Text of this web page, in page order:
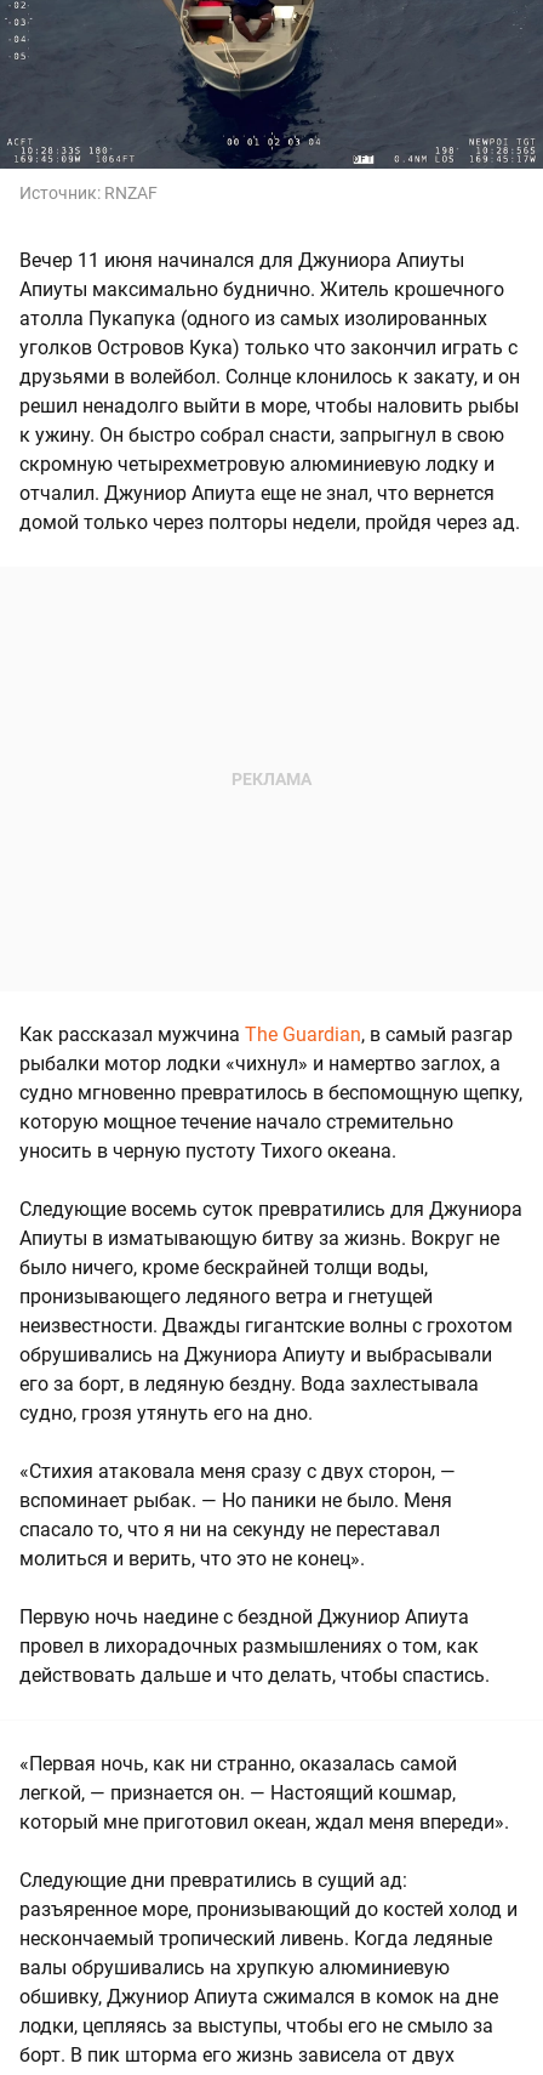
Источник: RNZAF
Вечер 11 июня начинался для Джуниора Апиуты
Апиуты максимально буднично. Житель крошечного
атолла Пукапука (одного из самых изолированных
уголков Островов Кука) только что закончил играть с
друзьями в волейбол. Солнце клонилось к закату, и он
решил ненадолго выйти в море, чтобы наловить рыбы
к ужину. Он быстро собрал снасти, запрыгнул в свою
скромную четырехметровую алюминиевую лодку и
отчалил. Джуниор Апиута еще не знал, что вернется
домой только через полторы недели, пройдя через ад.
Как рассказал мужчина The Guardian, в самый разгар
рыбалки мотор лодки «чихнул» и намертво заглох, а
судно мгновенно превратилось в беспомощную щепку,
которую мощное течение начало стремительно
уносить в черную пустоту Тихого океана.
Следующие восемь суток превратились для Джуниора
Апиуты в изматывающую битву за жизнь. Вокруг не
было ничего, кроме бескрайней толщи воды,
пронизывающего ледяного ветра и гнетущей
неизвестности. Дважды гигантские волны с грохотом
обрушивались на Джуниора Апиуту и выбрасывали
его за борт, в ледяную бездну. Вода захлестывала
судно, грозя утянуть его на дно.
«Стихия атаковала меня сразу с двух сторон, —
вспоминает рыбак. — Но паники не было. Меня
спасало то, что я ни на секунду не переставал
молиться и верить, что это не конец».
Первую ночь наедине с бездной Джуниор Апиута
провел в лихорадочных размышлениях о том, как
действовать дальше и что делать, чтобы спастись.
«Первая ночь, как ни странно, оказалась самой
легкой, — признается он. — Настоящий кошмар,
который мне приготовил океан, ждал меня впереди».
Следующие дни превратились в сущий ад:
разъяренное море, пронизывающий до костей холод и
нескончаемый тропический ливень. Когда ледяные
валы обрушивались на хрупкую алюминиевую
обшивку, Джуниор Апиута сжимался в комок на дне
лодки, цепляясь за выступы, чтобы его не смыло за
борт. В пик шторма его жизнь зависела от двух